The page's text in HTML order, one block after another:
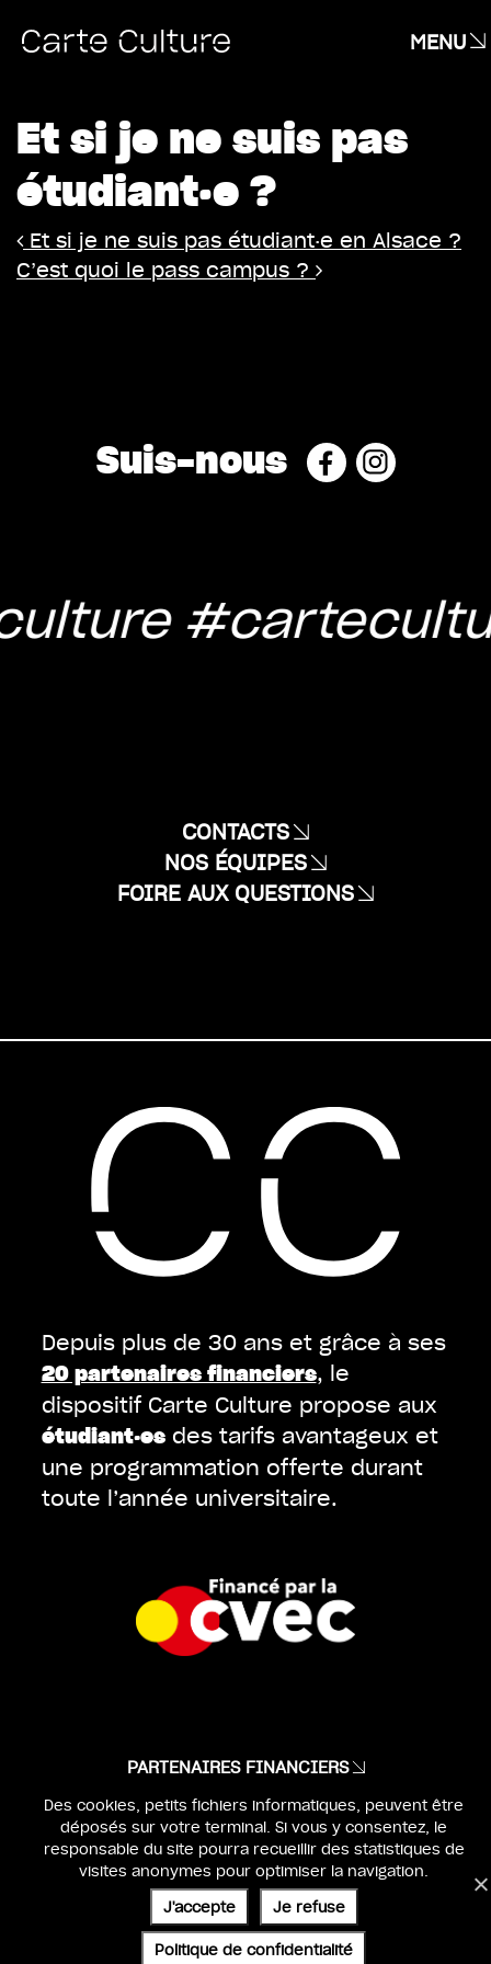
MENU
Et si je ne suis pas
étudiant·e ?
Navigation
Et si je ne suis pas étudiant·e en Alsace ?
C’est quoi le pass campus ?
Suis-nous
CONTACTS
NOS ÉQUIPES
FOIRE AUX QUESTIONS
Depuis plus de 30 ans et grâce à ses
20 partenaires financiers, le
dispositif Carte Culture propose aux
étudiant·esdes tarifs avantageux et
une programmation offerte durant
toute l’année universitaire.
PARTENAIRES FINANCIERS
MENTIONS LÉGALES
IDENTITÉ & WEBDESIGN :BEN & JO
UX & DEV :SÉBASTIEN POILVERT
Des cookies, petits fichiers informatiques, peuvent être
déposés sur votre terminal. Si vous y consentez, le
responsable du site pourra recueillir des statistiques de
visites anonymes pour optimiser la navigation.
J'accepte
Je refuse
Politique de confidentialité